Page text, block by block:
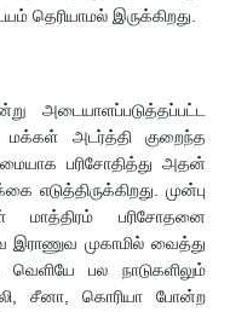
தெரியாமல் இருக்கிறது.
அடையாளப்படுத்தப்பட்ட
மக்கள் அடர்த்தி குறைந்த
பரிசோதித்து அதன்
எடுத்திருக்கிறது. முன்பு
மாத்திரம் பரிசோதனை
முகாமில் வைத்து
வெளியே பல நாடுகளிலும்
சீனா, கொரியா போன்ற